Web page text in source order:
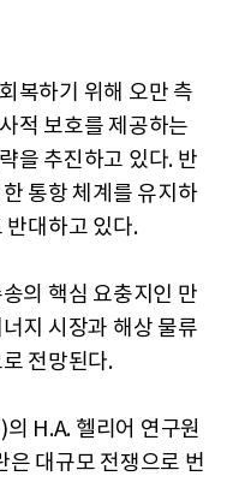
복하기 위해 오만 측
적 보호를 제공하는
을 추진하고 있다. 반
통항 체계를 유지하
반대하고 있다.
의 핵심 요충지인 만
지 시장과 해상 물류
전망된다.
H.A. 헬리어 연구원
은 대규모 전쟁으로 번